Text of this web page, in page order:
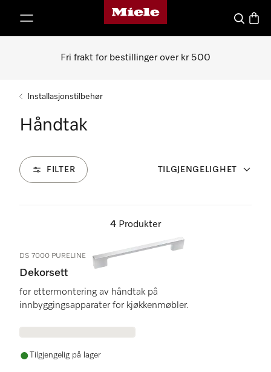
Mieles hjemmeside
Søk
Fri frakt for bestillinger over kr 500
Installasjonstilbehør
Håndtak
FILTER TILGJENGELIGHET
4 Produkter
DS 7000 PURELINE
Dekorsett
for ettermontering av håndtak på
innbyggingsapparater for kjøkkenmøbler.
Tilgjengelig på lager